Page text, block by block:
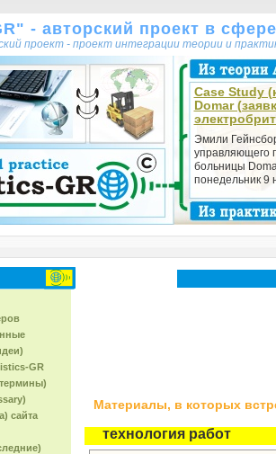
- авторский проект в
проект - проект интеграции теории и
Case Study
Domar
Эмили
управля­ющего
больницы
понедельник 9
GR
сайта
Материалы, в которых
технология работ